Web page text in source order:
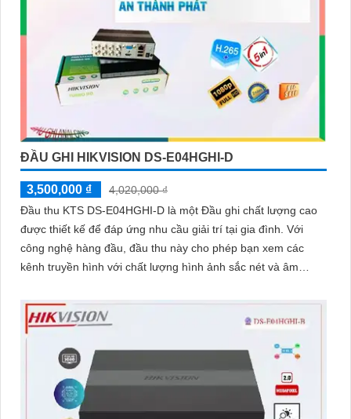
ĐẦU GHI HIKVISION DS-E04HGHI-D
3,500,000 ₫
4,020,000 ₫
Đầu thu KTS DS-E04HGHI-D là một Đầu ghi chất lượng cao
được thiết kế để đáp ứng nhu cầu giải trí tại gia đình. Với
công nghệ hàng đầu, đầu thu này cho phép bạn xem các
kênh truyền hình với chất lượng hình ảnh sắc nét và âm